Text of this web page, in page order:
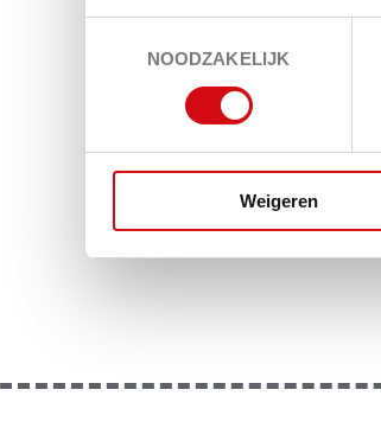
NOODZAKELIJK
Weigeren